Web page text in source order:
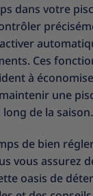
dans votre
Ces
à
une
de la saison.
de bien
vous assurez
oasis de